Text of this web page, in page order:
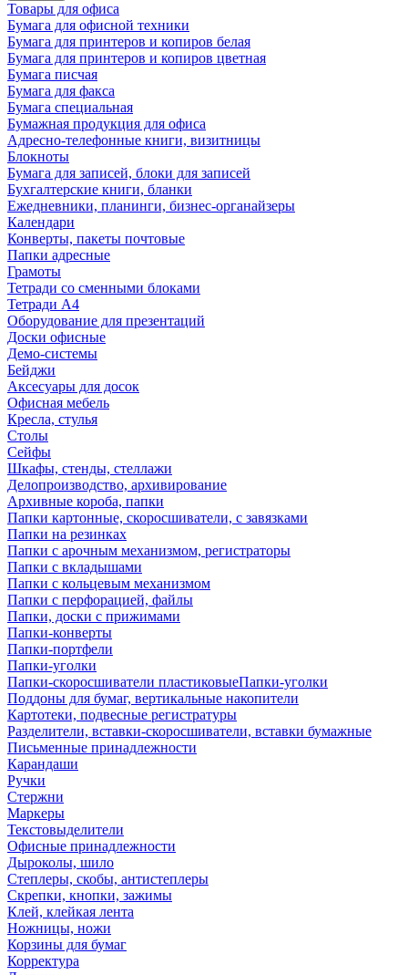
Товары для офиса
Бумага для офисной техники
Бумага для принтеров и копиров белая
Бумага для принтеров и копиров цветная
Бумага писчая
Бумага для факса
Бумага специальная
Бумажная продукция для офиса
Адресно-телефонные книги, визитницы
Блокноты
Бумага для записей, блоки для записей
Бухгалтерские книги, бланки
Ежедневники, планинги, бизнес-органайзеры
Календари
Конверты, пакеты почтовые
Папки адресные
Грамоты
Тетради со сменными блоками
Тетради А4
Оборудование для презентаций
Доски офисные
Демо-системы
Бейджи
Аксесуары для досок
Офисная мебель
Кресла, стулья
Столы
Сейфы
Шкафы, стенды, стеллажи
Делопроизводство, архивирование
Архивные короба, папки
Папки картонные, скоросшиватели, с завязками
Папки на резинках
Папки с арочным механизмом, регистраторы
Папки с вкладышами
Папки с кольцевым механизмом
Папки с перфорацией, файлы
Папки, доски с прижимами
Папки-конверты
Папки-портфели
Папки-уголки
Папки-скоросшиватели пластиковыеПапки-уголки
Поддоны для бумаг, вертикальные накопители
Картотеки, подвесные регистратуры
Разделители, вставки-скоросшиватели, вставки бумажные
Письменные принадлежности
Карандаши
Ручки
Стержни
Маркеры
Текстовыделители
Офисные принадлежности
Дыроколы, шило
Степлеры, скобы, антистеплеры
Скрепки, кнопки, зажимы
Клей, клейкая лента
Ножницы, ножи
Корзины для бумаг
Корректура